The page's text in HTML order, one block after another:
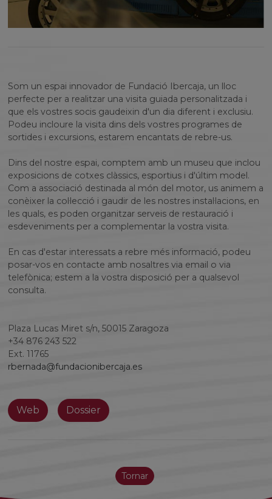
Som un espai innovador de Fundació Ibercaja, un lloc
perfecte per a realitzar una visita guiada personalitzada i
que els vostres socis gaudeixin d'un dia diferent i exclusiu.
Podeu incloure la visita dins dels vostres programes de
sortides i excursions, estarem encantats de rebre-us.
Dins del nostre espai, comptem amb un museu que inclou
exposicions de cotxes clàssics, esportius i d'últim model.
Com a associació destinada al món del motor, us animem a
conèixer la col·lecció i gaudir de les nostres instal·lacions, en
les quals, es poden organitzar serveis de restauració i
esdeveniments per a complementar la vostra visita.
En cas d'estar interessats a rebre més informació, podeu
posar-vos en contacte amb nosaltres via email o via
telefònica; estem a la vostra disposició per a qualsevol
consulta.
Plaza Lucas Miret s/n, 50015 Zaragoza
+34 876 243 522
Ext. 11765
rbernada@fundacionibercaja.es
Web Dossier
Tornar